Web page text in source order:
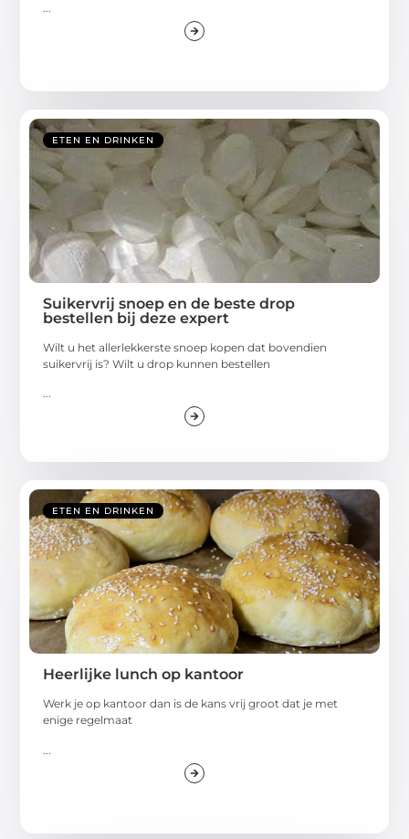
...
ETEN EN DRINKEN
Suikervrij snoep en de beste drop
bestellen bij deze expert
Wilt u het allerlekkerste snoep kopen dat bovendien
suikervrij is? Wilt u drop kunnen bestellen
...
ETEN EN DRINKEN
Heerlijke lunch op kantoor
Werk je op kantoor dan is de kans vrij groot dat je met
enige regelmaat